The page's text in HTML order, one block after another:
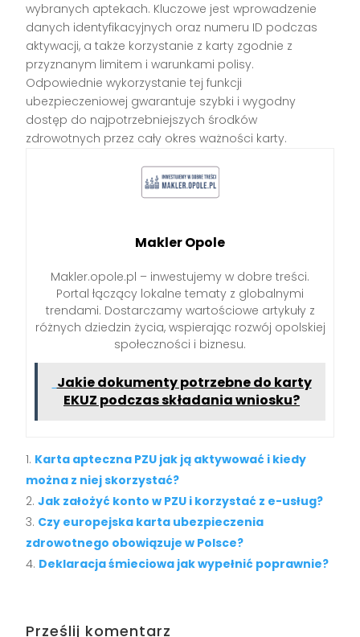
wybranych aptekach. Kluczowe jest wprowadzenie
danych identyfikacyjnych oraz numeru ID podczas
aktywacji, a także korzystanie z karty zgodnie z
przyznanym limitem i warunkami polisy.
Odpowiednie wykorzystanie tej funkcji
ubezpieczeniowej gwarantuje szybki i wygodny
dostęp do najpotrzebniejszych środków
zdrowotnych przez cały okres ważności karty.
Makler Opole
Makler.opole.pl – inwestujemy w dobre treści.
Portal łączący lokalne tematy z globalnymi
trendami. Dostarczamy wartościowe artykuły z
różnych dziedzin życia, wspierając rozwój opolskiej
społeczności i biznesu.
Jakie dokumenty potrzebne do karty
EKUZ podczas składania wniosku?
Karta apteczna PZU jak ją aktywować i kiedy
można z niej skorzystać?
Jak założyć konto w PZU i korzystać z e-usług?
Czy europejska karta ubezpieczenia
zdrowotnego obowiązuje w Polsce?
Deklaracja śmieciowa jak wypełnić poprawnie?
Prześlij komentarz